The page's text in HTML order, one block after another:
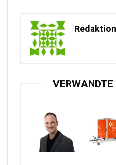
Redaktion
VERWANDTE